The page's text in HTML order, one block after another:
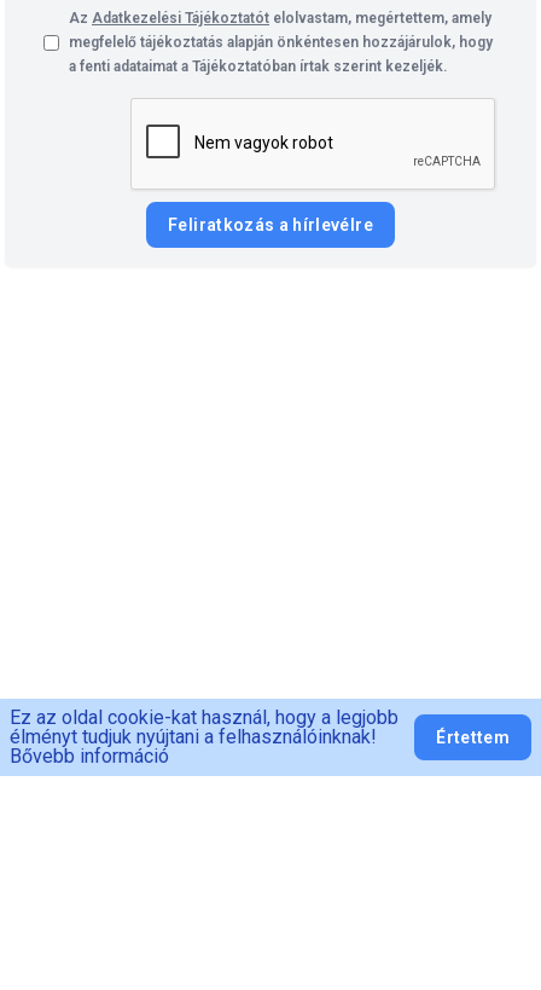
Az Adatkezelési Tájékoztatót elolvastam, megértettem, amely
megfelelő tájékoztatás alapján önkéntesen hozzájárulok, hogy
a fenti adataimat a Tájékoztatóban írtak szerint kezeljék.
Feliratkozás a hírlevélre
Ez az oldal cookie-kat használ, hogy a legjobb
élményt tudjuk nyújtani a felhasználóinknak!
Bővebb információ
Értettem